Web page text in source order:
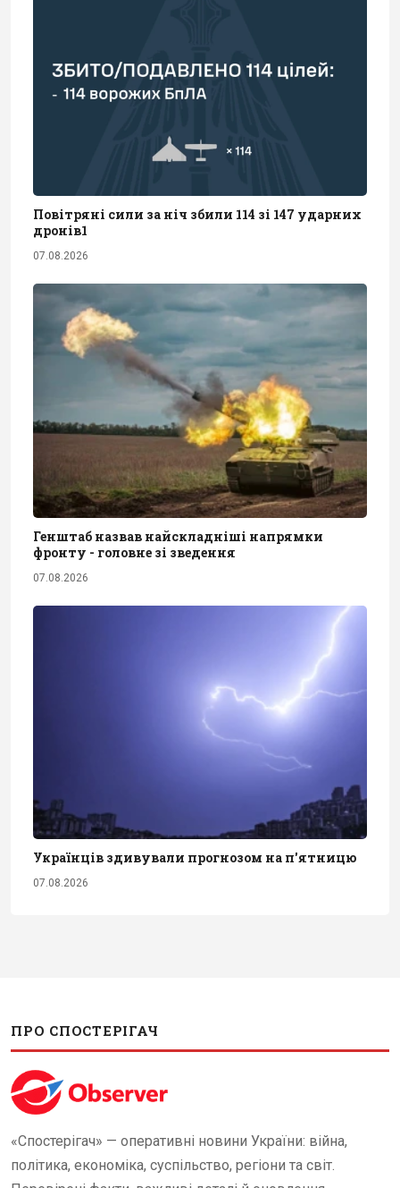
Повітряні сили за ніч збили 114 зі 147 ударних
дронів1
07.08.2026
Генштаб назвав найскладніші напрямки
фронту - головне зі зведення
07.08.2026
Українців здивували прогнозом на п'ятницю
07.08.2026
ПРО СПОСТЕРІГАЧ
«Спостерігач» — оперативні новини України: війна,
політика, економіка, суспільство, регіони та світ.